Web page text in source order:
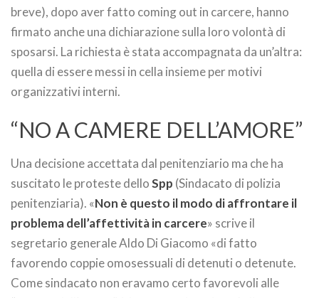
breve), dopo aver fatto coming out in carcere, hanno
firmato anche una dichiarazione sulla loro volontà di
sposarsi. La richiesta è stata accompagnata da un’altra:
quella di essere messi in cella insieme per motivi
organizzativi interni.
“NO A CAMERE DELL’AMORE”
Una decisione accettata dal penitenziario ma che ha
suscitato le proteste delloSpp (Sindacato di polizia
penitenziaria). «Non è questo il modo di affrontare il
problema dell’affettività in carcere» scrive il
segretario generale Aldo Di Giacomo «di fatto
favorendo coppie omosessuali di detenuti o detenute.
Come sindacato non eravamo certo favorevoli alle